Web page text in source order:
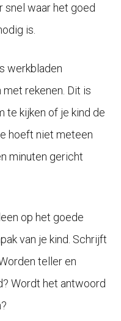
snel waar het goed
is.
werkbladen
rekenen. Dit is
te kijken of je kind de
hoeft niet meteen
minuten gericht
op het goede
van je kind. Schrijft
teller en
Wordt het antwoord